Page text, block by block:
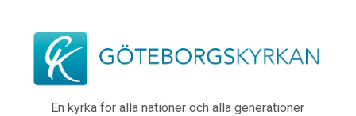
En kyrka för alla nationer och alla generationer